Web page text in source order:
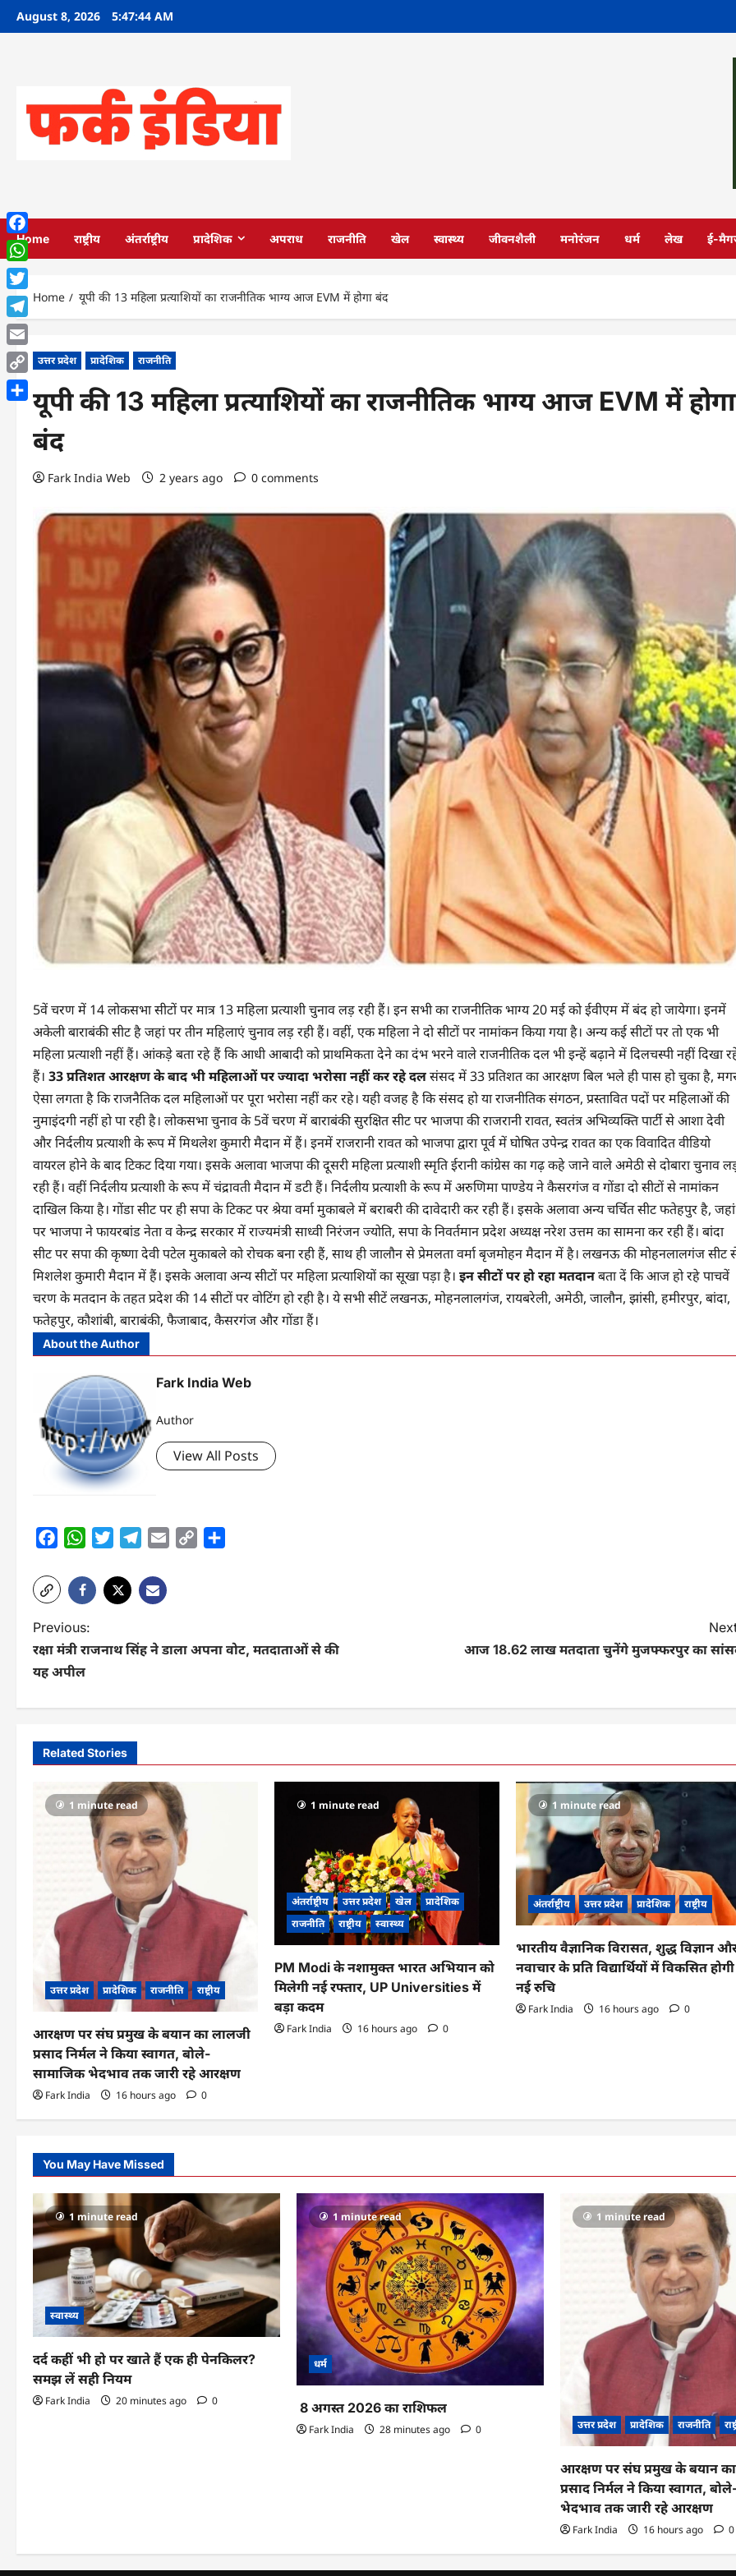
SkipAugust 8, 2026 5:47:45 AM
Home राष्ट्रीय अंतर्राष्ट्रीय प्रादेशिक अपराध राजनीति खेल स्वास्थ्य जीवनशैली मनोरंजन धर्म लेख ई-
Home यूपी की 13 महिला प्रत्याशियों का राजनीतिक भाग्य आज EVM में होगा बंद
उत्तर प्रदेश प्रादेशिक राजनीति
यूपी की 13 महिला प्रत्याशियों का राजनीतिक भाग्य आज EVM में होगा
बंद
Fark India Web 2 years ago 0 comments
5वें चरण में 14 लोकसभा सीटों पर मात्र 13 महिला प्रत्याशी चुनाव लड़ रही हैं। इन सभी का राजनीतिक भाग्य 20 मई को ईवीएम में बंद हो जायेगा। इनमें
अकेली बाराबंकी सीट है जहां पर तीन महिलाएं चुनाव लड़ रही हैं। वहीं, एक महिला ने दो सीटों पर नामांकन किया गया है। अन्य कई सीटों पर तो एक भी
महिला प्रत्याशी नहीं हैं। आंकड़े बता रहे हैं कि आधी आबादी को प्राथमिकता देने का दंभ भरने वाले राजनीतिक दल भी इन्हें बढ़ाने में दिलचस्पी नहीं दिखा
हैं। 33 प्रतिशत आरक्षण के बाद भी महिलाओं पर ज्यादा भरोसा नहीं कर रहे दलसंसद में 33 प्रतिशत का आरक्षण बिल भले ही पास हो चुका है,
ऐसा लगता है कि राजनैतिक दल महिलाओं पर पूरा भरोसा नहीं कर रहे। यही वजह है कि संसद हो या राजनीतिक संगठन, प्रस्तावित पदों पर महिलाओं की
नुमाइंदगी नहीं हो पा रही है। लोकसभा चुनाव के 5वें चरण में बाराबंकी सुरक्षित सीट पर भाजपा की राजरानी रावत, स्वतंत्र अभिव्यक्ति पार्टी से आशा देवी
और निर्दलीय प्रत्याशी के रूप में मिथलेश कुमारी मैदान में हैं। इनमें राजरानी रावत को भाजपा द्वारा पूर्व में घोषित उपेन्द्र रावत का एक विवादित वीडियो
वायरल होने के बाद टिकट दिया गया। इसके अलावा भाजपा की दूसरी महिला प्रत्याशी स्मृति ईरानी कांग्रेस का गढ़ कहे जाने वाले अमेठी से दोबारा चुनाव
रही हैं। वहीं निर्दलीय प्रत्याशी के रूप में चंद्रावती मैदान में डटी हैं। निर्दलीय प्रत्याशी के रूप में अरुणिमा पाण्डेय ने कैसरगंज व गोंडा दो सीटों से नामांकन
दाखिल किया है। गोंडा सीट पर ही सपा के टिकट पर श्रेया वर्मा मुकाबले में बराबरी की दावेदारी कर रही हैं। इसके अलावा अन्य चर्चित सीट फतेहपुर है, जहां
पर भाजपा ने फायरबांड नेता व केन्द्र सरकार में राज्यमंत्री साध्वी निरंजन ज्योति, सपा के निवर्तमान प्रदेश अध्यक्ष नरेश उत्तम का सामना कर रही हैं। बांदा
सीट पर सपा की कृष्णा देवी पटेल मुकाबले को रोचक बना रही हैं, साथ ही जालौन से प्रेमलता वर्मा बृजमोहन मैदान में है। लखनऊ की मोहनलालगंज सीट
मिशलेश कुमारी मैदान में हैं। इसके अलावा अन्य सीटों पर महिला प्रत्याशियों का सूखा पड़ा है। इन सीटों पर हो रहा मतदानबता दें कि आज हो रहे पाचवें
चरण के मतदान के तहत प्रदेश की 14 सीटों पर वोटिंग हो रही है। ये सभी सीटें लखनऊ, मोहनलालगंज, रायबरेली, अमेठी, जालौन, झांसी, हमीरपुर, बांदा,
फतेहपुर, कौशांबी, बाराबंकी, फैजाबाद, कैसरगंज और गोंडा हैं।
About the Author
Fark India Web
Author
View All Posts
FacebookWhatsAppTwitterTelegram
Email
Copy
P
o
n
n
Previous:
रक्षा मंत्री राजनाथ सिंह ने डाला अपना वोट, मतदाताओं से की
यह अपील
आज 18.62 लाख मतदाता चुनेंगे मुजफ्फरपुर का
Related Stories
1 minute read
उत्तर प्रदेश प्रादेशिक राजनीति राष्ट्रीय
आरक्षण पर संघ प्रमुख के बयान का लालजी
प्रसाद निर्मल ने किया स्वागत, बोले-
सामाजिक भेदभाव तक जारी रहे आरक्षण
Fark India 16 hours ago 0
1 minute read
अंतर्राष्ट्रीय उत्तर प्रदेश खेल
प्रादेशिक
राजनीति
राष्ट्रीय स्वास्थ्य
PM Modi के नशामुक्त भारत अभियान को
मिलेगी नई रफ्तार, UP Universities में
बड़ा कदम
Fark India 16 hours ago 0
1 minute read
अंतर्राष्ट्रीय उत्तर प्रदेश प्रादेशिक राष्ट्रीय
भारतीय वैज्ञानिक विरासत, शुद्ध विज्ञान
नवाचार के प्रति विद्यार्थियों में विकसित होगी
नई रुचि
Fark India 16 hours ago 0
You May Have Missed
1 minute read
स्वास्थ्य
दर्द कहीं भी हो पर खाते हैं एक ही पेनकिलर?
समझ लें सही नियम
Fark India 20 minutes ago 0
1 minute read
धर्म
8 अगस्त 2026 का राशिफल
Fark India 28 minutes ago 0
1 minute read
उत्तर प्रदेश प्रादेशिक राजनीति
आरक्षण पर संघ प्रमुख के बयान
प्रसाद निर्मल ने किया स्वागत,
भेदभाव तक जारी रहे आरक्षण
Fark India 16 hours ago 0
Facebook
WhatsApp
Twitter
Telegram
Email
Copy
Link
Share